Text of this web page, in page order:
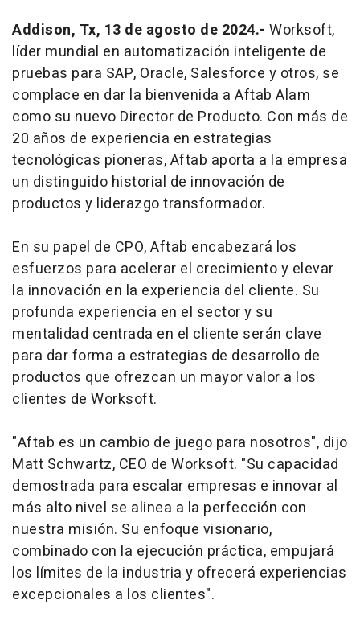
Addison, Tx, 13 de agosto de 2024.- Worksoft,
líder mundial en automatización inteligente de
pruebas para SAP, Oracle, Salesforce y otros, se
complace en dar la bienvenida a Aftab Alam
como su nuevo Director de Producto. Con más de
20 años de experiencia en estrategias
tecnológicas pioneras, Aftab aporta a la empresa
un distinguido historial de innovación de
productos y liderazgo transformador.
En su papel de CPO, Aftab encabezará los
esfuerzos para acelerar el crecimiento y elevar
la innovación en la experiencia del cliente. Su
profunda experiencia en el sector y su
mentalidad centrada en el cliente serán clave
para dar forma a estrategias de desarrollo de
productos que ofrezcan un mayor valor a los
clientes de Worksoft.
"Aftab es un cambio de juego para nosotros", dijo
Matt Schwartz, CEO de Worksoft. "Su capacidad
demostrada para escalar empresas e innovar al
más alto nivel se alinea a la perfección con
nuestra misión. Su enfoque visionario,
combinado con la ejecución práctica, empujará
los límites de la industria y ofrecerá experiencias
excepcionales a los clientes".